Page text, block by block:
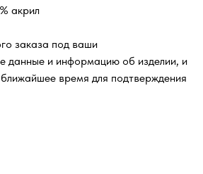
акрил
заказа под ваши
данные и информацию об изделии, и
время для подтверждения